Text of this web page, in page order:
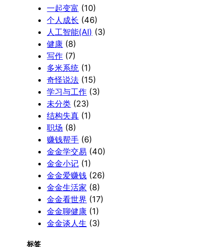
一起变富 (10)
个人成长 (46)
人工智能(AI) (3)
健康 (8)
写作 (7)
多米系统 (1)
奇怪说法 (15)
学习与工作 (3)
未分类 (23)
结构失真 (1)
职场 (8)
赚钱帮手 (6)
金金学交易 (40)
金金小记 (1)
金金爱赚钱 (26)
金金生活家 (8)
金金看世界 (17)
金金聊健康 (1)
金金谈人生 (3)
标签